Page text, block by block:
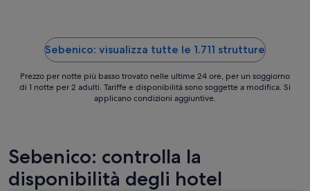
ago
Sebenico: visualizza tutte le 1.711 strutture
Prezzo per notte più basso trovato nelle ultime 24 ore, per un soggiorno
di 1 notte per 2 adulti. Tariffe e disponibilità sono soggette a modifica. Si
applicano condizioni aggiuntive.
Sebenico: controlla la
disponibilità degli hotel